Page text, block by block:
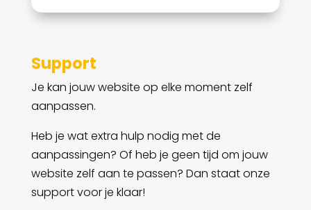
Support
Je kan jouw website op elke moment zelf
aanpassen.
Heb je wat extra hulp nodig met de
aanpassingen? Of heb je geen tijd om jouw
website zelf aan te passen? Dan staat onze
support voor je klaar!